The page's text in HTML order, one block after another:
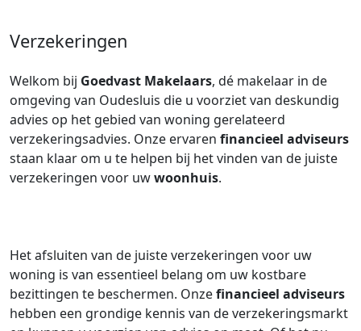
Verzekeringen
Welkom bij Goedvast Makelaars, dé makelaar in de
omgeving van Oudesluis die u voorziet van deskundig
advies op het gebied van woning gerelateerd
verzekeringsadvies. Onze ervaren financieel adviseurs
staan klaar om u te helpen bij het vinden van de juiste
verzekeringen voor uwwoonhuis.
Het afsluiten van de juiste verzekeringen voor uw
woning is van essentieel belang om uw kostbare
bezittingen te beschermen. Onzefinancieel adviseurs
hebben een grondige kennis van de verzekeringsmarkt